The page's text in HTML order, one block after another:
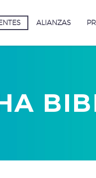
ALIANZAS